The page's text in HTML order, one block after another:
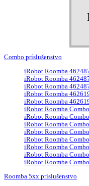
Combo príslušenstvo
iRobot Roomba
iRobot Roomba
iRobot Roomba
iRobot Roomba
iRobot Roomba
iRobot Roomba
iRobot Roomba
iRobot Roomba
iRobot Roomba
iRobot Roomba
iRobot Roomba
iRobot Roomba
iRobot Roomba
Roomba 5xx príslušenstvo